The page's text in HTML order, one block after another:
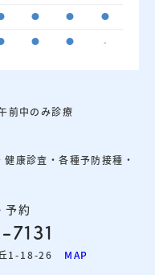
● ● ●
● ● -
前中のみ診療
康診査・各種予防接種・
予約
1-18-26 MAP